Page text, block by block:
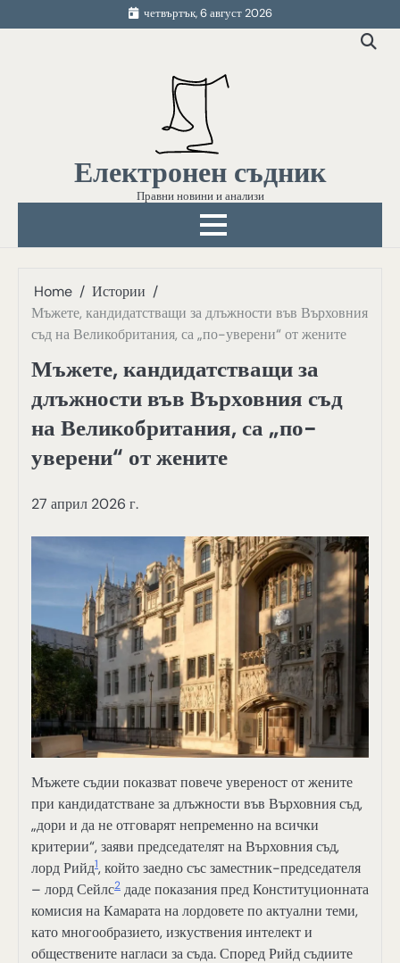
to
четвъртък, 6 август 2026
Електронен съдник
Правни новини и анализи
Home
Истории
Мъжете, кандидатстващи за длъжности във Върховния
съд на Великобритания, са „по-уверени“ от жените
Мъжете, кандидатстващи за
длъжности във Върховния съд
на Великобритания, са „по-
уверени“ от жените
27 април 2026 г.
Мъжете съдии показват повече увереност от жените
при кандидатстване за длъжности във Върховния съд,
„дори и да не отговарят непременно на всички
критерии“, заяви председателят на Върховния съд,
лорд Рийд1, който заедно със заместник-председателя
– лорд Сейлс2 даде показания пред Конституционната
комисия на Камарата на лордовете по актуални теми,
като многообразието, изкуствения интелект и
обществените нагласи за съда. Според Рийд съдиите